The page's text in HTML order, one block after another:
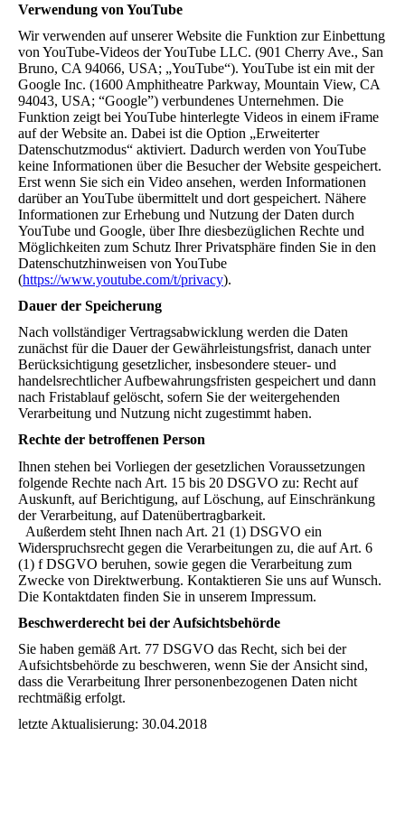
Verwendung von YouTube
Wir verwenden auf unserer Website die Funktion zur Einbettung
von YouTube-Videos der YouTube LLC. (901 Cherry Ave., San
Bruno, CA 94066, USA; „YouTube“). YouTube ist ein mit der
Google Inc. (1600 Amphitheatre Parkway, Mountain View, CA
94043, USA; “Google”) verbundenes Unternehmen. Die
Funktion zeigt bei YouTube hinterlegte Videos in einem iFrame
auf der Website an. Dabei ist die Option „Erweiterter
Datenschutzmodus“ aktiviert. Dadurch werden von YouTube
keine Informationen über die Besucher der Website gespeichert.
Erst wenn Sie sich ein Video ansehen, werden Informationen
darüber an YouTube übermittelt und dort gespeichert. Nähere
Informationen zur Erhebung und Nutzung der Daten durch
YouTube und Google, über Ihre diesbezüglichen Rechte und
Möglichkeiten zum Schutz Ihrer Privatsphäre finden Sie in den
Datenschutzhinweisen von YouTube
(https://www.youtube.com/t/privacy).
Dauer der Speicherung
Nach vollständiger Vertragsabwicklung werden die Daten
zunächst für die Dauer der Gewährleistungsfrist, danach unter
Berücksichtigung gesetzlicher, insbesondere steuer- und
handelsrechtlicher Aufbewahrungsfristen gespeichert und dann
nach Fristablauf gelöscht, sofern Sie der weitergehenden
Verarbeitung und Nutzung nicht zugestimmt haben.
Rechte der betroffenen Person
Ihnen stehen bei Vorliegen der gesetzlichen Voraussetzungen
folgende Rechte nach Art. 15 bis 20 DSGVO zu: Recht auf
Auskunft, auf Berichtigung, auf Löschung, auf Einschränkung
der Verarbeitung, auf Datenübertragbarkeit.
Außerdem steht Ihnen nach Art. 21 (1) DSGVO ein
Widerspruchsrecht gegen die Verarbeitungen zu, die auf Art. 6
(1) f DSGVO beruhen, sowie gegen die Verarbeitung zum
Zwecke von Direktwerbung. Kontaktieren Sie uns auf Wunsch.
Die Kontaktdaten finden Sie in unserem Impressum.
Beschwerderecht bei der Aufsichtsbehörde
Sie haben gemäß Art. 77 DSGVO das Recht, sich bei der
Aufsichtsbehörde zu beschweren, wenn Sie der Ansicht sind,
dass die Verarbeitung Ihrer personenbezogenen Daten nicht
rechtmäßig erfolgt.
letzte Aktualisierung: 30.04.2018